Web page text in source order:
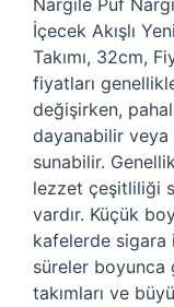
Nargile Puf
İçecek Akışlı
Takımı, 32cm,
fiyatları
değişirken,
dayanabilir
sunabilir.
lezzet çeşitliliği
vardır. Küçük
kafelerde sigara
süreler
takımları ve